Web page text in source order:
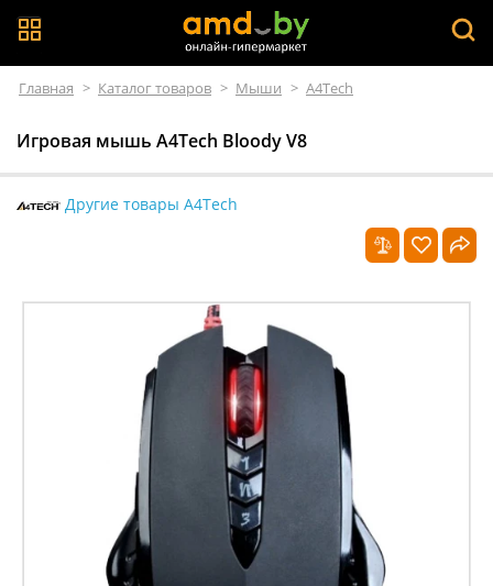
Главная > Каталог товаров > Мыши > A4Tech
Игровая мышь A4Tech Bloody V8
Другие товары A4Tech